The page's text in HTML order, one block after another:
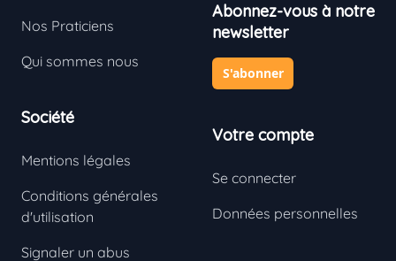
Nos Praticiens
Qui sommes nous
Société
Mentions légales
Conditions générales
d'utilisation
Signaler un abus
Abonnez-vous à notre
newsletter
S'abonner
Votre compte
Se connecter
Données personnelles